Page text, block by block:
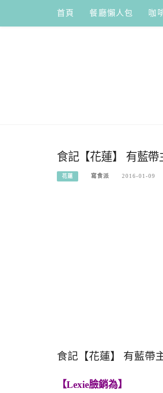
content
首頁 餐廳懶人包 咖
食記【花蓮】 有藍
花蓮 寫食派 2016-01-09
食記【花蓮】 有藍帶
【Lexie臉銷為】